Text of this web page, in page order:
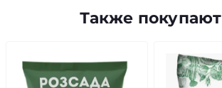
Также покупают